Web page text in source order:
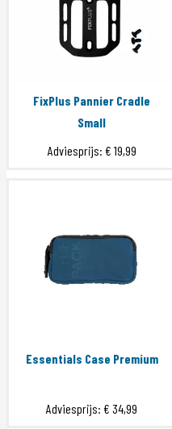
FixPlus Pannier Cradle
Small
Adviesprijs: € 19,99
Essentials Case Premium
Adviesprijs: € 34,99